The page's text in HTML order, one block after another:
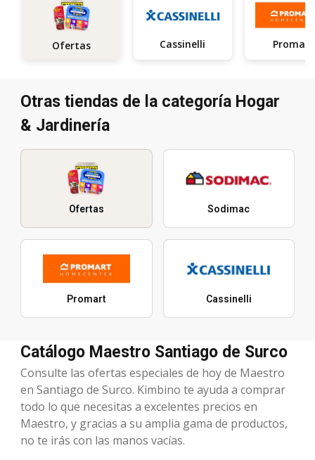
Ofertas Cassinelli Promart
Otras tiendas de la categoría Hogar
& Jardinería
Ofertas Sodimac
Promart Cassinelli
Catálogo Maestro Santiago de Surco
Consulte las ofertas especiales de hoy de Maestro
en Santiago de Surco. Kimbino te ayuda a comprar
todo lo que necesitas a excelentes precios en
Maestro, y gracias a su amplia gama de productos,
no te irás con las manos vacías.